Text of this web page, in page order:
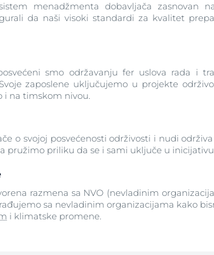
menadžmenta dobavljača zasnovan
da naši visoki standardi za kvalitet
smo održavanju fer uslova rada i
zaposlene uključujemo u projekte
i na timskom nivou.
o svojoj posvećenosti održivosti i nudi
pružimo priliku da se i sami uključe u
razmena sa NVO (nevladinim
sa nevladinim organizacijama kako
i klimatske promene.